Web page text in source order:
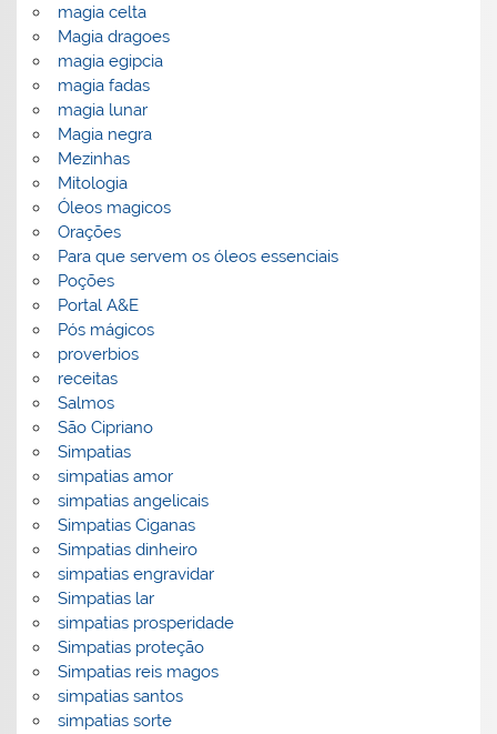
magia celta
Magia dragoes
magia egipcia
magia fadas
magia lunar
Magia negra
Mezinhas
Mitologia
Óleos magicos
Orações
Para que servem os óleos essenciais
Poções
Portal A&E
Pós mágicos
proverbios
receitas
Salmos
São Cipriano
Simpatias
simpatias amor
simpatias angelicais
Simpatias Ciganas
Simpatias dinheiro
simpatias engravidar
Simpatias lar
simpatias prosperidade
Simpatias proteção
Simpatias reis magos
simpatias santos
simpatias sorte